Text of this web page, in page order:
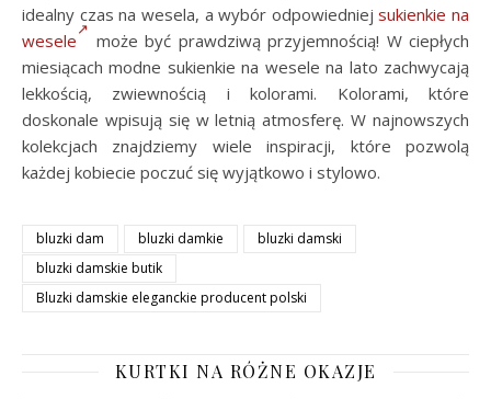
idealny czas na wesela, a wybór odpowiedniejsukienkie na
wesele
może być prawdziwą przyjemnością! W ciepłych
miesiącach modne sukienkie na wesele na lato zachwycają
lekkością, zwiewnością i kolorami. Kolorami, które
doskonale wpisują się w letnią atmosferę. W najnowszych
kolekcjach znajdziemy wiele inspiracji, które pozwolą
każdej kobiecie poczuć się wyjątkowo i stylowo.
bluzki dam bluzki damkie
bluzki damski
bluzki damskie butik
Bluzki damskie eleganckie producent polski
KURTKI NA RÓŻNE OKAZJE